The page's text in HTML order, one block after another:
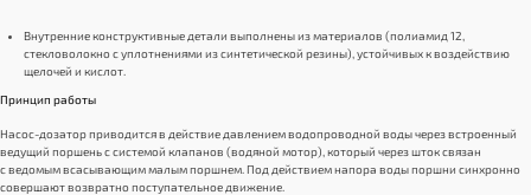
Внутренние конструктивные детали выполнены из материалов (полиамид 12,
стекловолокно с уплотнениями из синтетической резины), устойчивых к воздействию
щелочей и кислот.
Принцип работы
Насос-дозатор приводится в действие давлением водопроводной воды через встроенный
ведущий поршень с системой клапанов (водяной мотор), который через шток связан
с ведомым всасывающим малым поршнем. Под действием напора воды поршни синхронно
совершают возвратно поступательное движение.